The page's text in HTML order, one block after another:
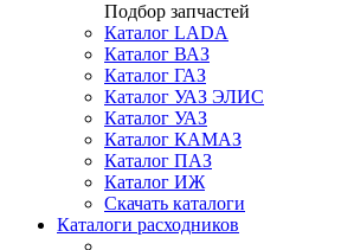
Подбор запчастей
Каталог LADA
Каталог ВАЗ
Каталог ГАЗ
Каталог УАЗ ЭЛИС
Каталог УАЗ
Каталог КАМАЗ
Каталог ПАЗ
Каталог ИЖ
Скачать каталоги
Каталоги расходников